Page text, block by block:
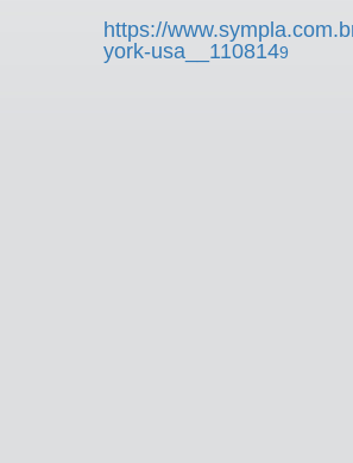
https://
york-usa__ 1108149